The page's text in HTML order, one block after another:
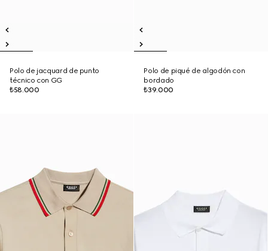
Polo de jacquard de punto
técnico con GG
₺58.000
Polo de piqué de algodón con
bordado
₺39.000